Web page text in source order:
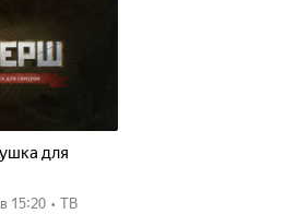
для
в 15:20 • ТВ